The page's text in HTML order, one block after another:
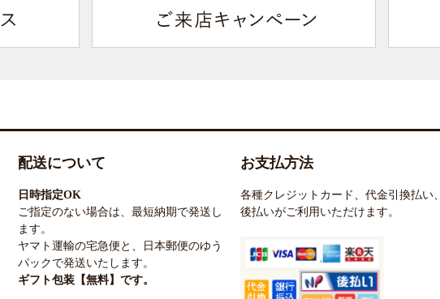
配送について
日時指定OK
ご指定のない場合は、最短納期で発送し
ます。
ヤマト運輸の宅急便と、日本郵便のゆう
パックで発送いたします。
ギフト包装【無料】です。
お支払方法
各種クレジットカード、代金引換払い、
後払いがご利用いただけます。